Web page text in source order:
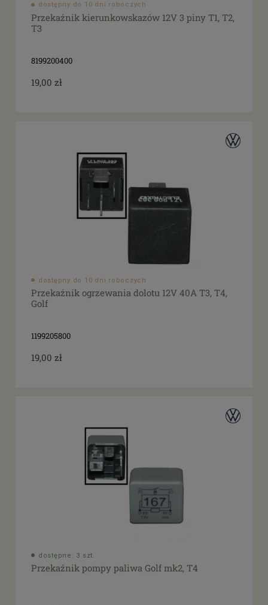
dostępny do 10 dni roboczych
Przekaźnik kierunkowskazów 12V 3 piny T1, T2,
T3
8199200400
19,00 zł
dostępny do 10 dni roboczych
Przekaźnik ogrzewania dolotu 12V 40A T3, T4,
Golf
1199205800
19,00 zł
dostępne: 3 szt.
Przekaźnik pompy paliwa Golf mk2, T4